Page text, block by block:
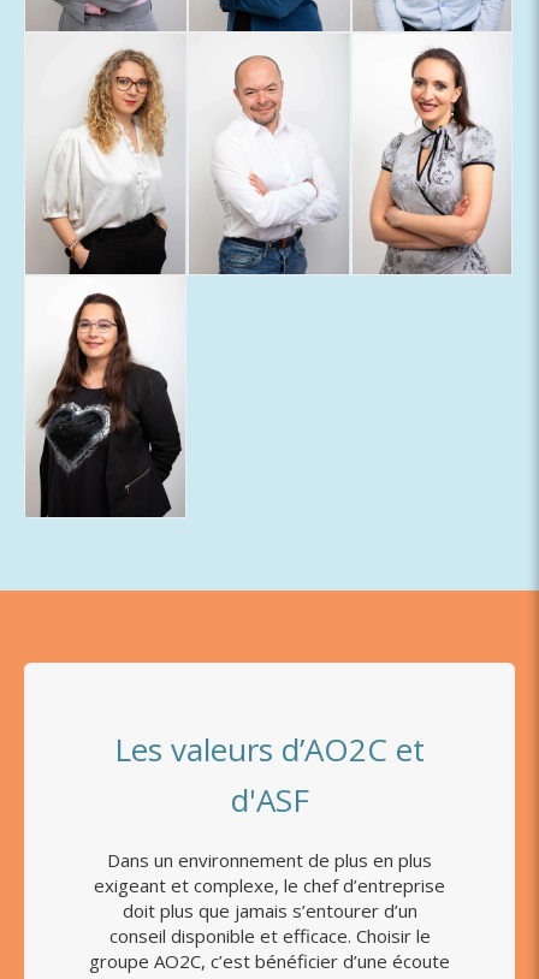
Les valeurs d’AO2C et
d'ASF
Dans un environnement de plus en plus
exigeant et complexe, le chef d’entreprise
doit plus que jamais s’entourer d’un
conseil disponible et efficace. Choisir le
groupe AO2C, c’est bénéficier d’une écoute